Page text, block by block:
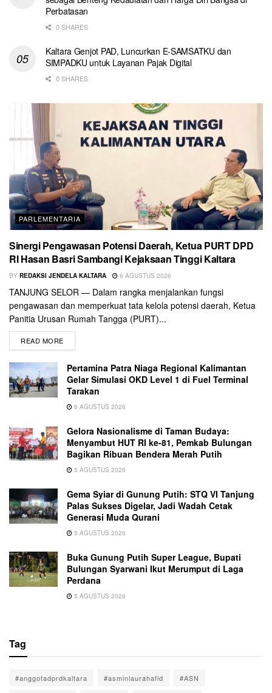
Perbatasan
0 SHARES
Kaltara Genjot PAD, Luncurkan E-SAMSATKU dan
SIMPADKU untuk Layanan Pajak Digital
0 SHARES
PARLEMENTARIA
Sinergi Pengawasan Potensi Daerah, Ketua PURT DPD
RI Hasan Basri Sambangi Kejaksaan Tinggi Kaltara
BY REDAKSI JENDELA KALTARA 6 AGUSTUS 2026
TANJUNG SELOR — Dalam rangka menjalankan fungsi
pengawasan dan memperkuat tata kelola potensi daerah, Ketua
Panitia Urusan Rumah Tangga (PURT)...
READ MORE
Pertamina Patra Niaga Regional Kalimantan
Gelar Simulasi OKD Level 1 di Fuel Terminal
Tarakan
6 AGUSTUS 2026
Gelora Nasionalisme di Taman Budaya:
Menyambut HUT RI ke-81, Pemkab Bulungan
Bagikan Ribuan Bendera Merah Putih
5 AGUSTUS 2026
Gema Syiar di Gunung Putih: STQ VI Tanjung
Palas Sukses Digelar, Jadi Wadah Cetak
Generasi Muda Qurani
5 AGUSTUS 2026
Buka Gunung Putih Super League, Bupati
Bulungan Syarwani Ikut Merumput di Laga
Perdana
5 AGUSTUS 2026
Tag
#anggotadprdkaltara #asminlaurahafid #ASN